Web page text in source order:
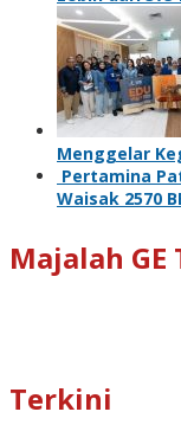
Menggelar
Pertamina
Waisak 2570
Majalah GE
Terkini